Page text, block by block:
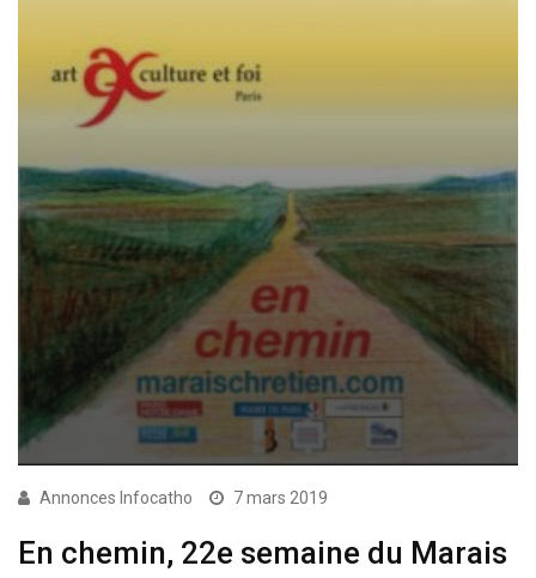
Annonces Infocatho 7 mars 2019
En chemin, 22e semaine du Marais